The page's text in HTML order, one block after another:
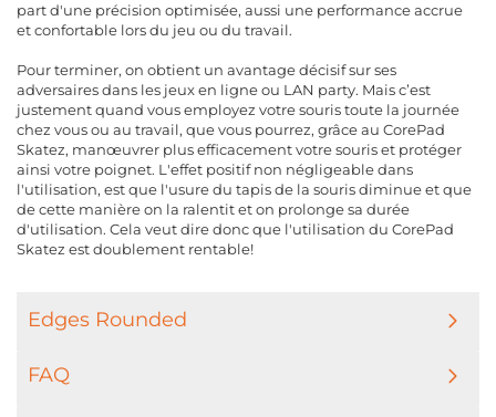
part d'une précision optimisée, aussi une performance accrue
et confortable lors du jeu ou du travail.
Pour terminer, on obtient un avantage décisif sur ses
adversaires dans les jeux en ligne ou LAN party. Mais c’est
justement quand vous employez votre souris toute la journée
chez vous ou au travail, que vous pourrez, grâce au CorePad
Skatez, manœuvrer plus efficacement votre souris et protéger
ainsi votre poignet. L'effet positif non négligeable dans
l'utilisation, est que l'usure du tapis de la souris diminue et que
de cette manière on la ralentit et on prolonge sa durée
d'utilisation. Cela veut dire donc que l'utilisation du CorePad
Skatez est doublement rentable!
Edges Rounded
FAQ